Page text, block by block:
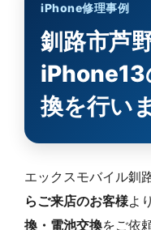
iPhone修理事例
釧路市芦
iPhone13
換を行い
エックスモバイル釧
らご来店のお客様よ
換・電池交換をご依